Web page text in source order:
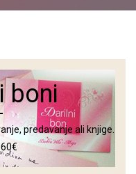
boni
predavanje ali knjige.